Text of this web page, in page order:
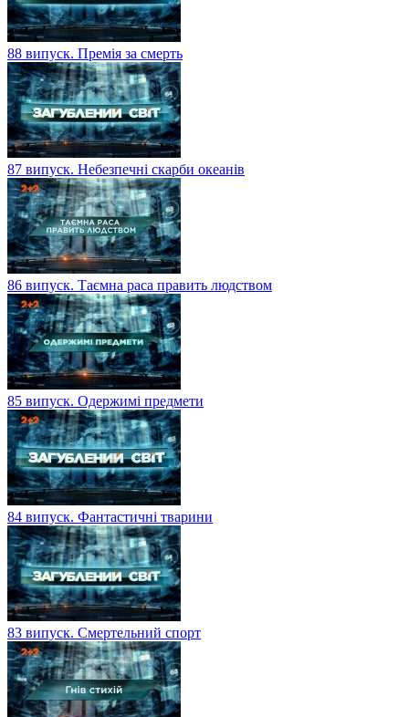
88 випуск. Премія за смерть
87 випуск. Небезпечні скарби океанів
86 випуск. Таємна раса править людством
85 випуск. Одержимі предмети
84 випуск. Фантастичні тварини
83 випуск. Смертельний спорт